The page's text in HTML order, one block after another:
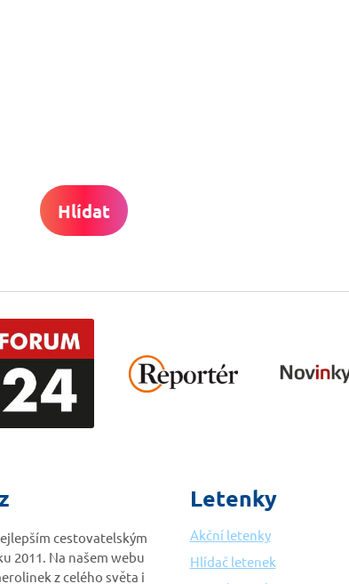
Hlídat
cestovatelským
2011. Na našem webu
z celého světa i
Letenky
Akční letenky
Hlídač letenek